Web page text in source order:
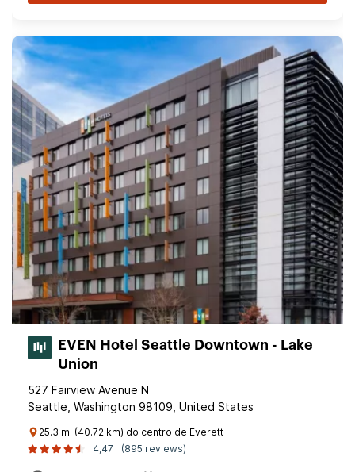
EVEN Hotel Seattle Downtown - Lake
Union
527 Fairview Avenue N
Seattle, Washington 98109, United States
25.3 mi (40.72 km) do centro de Everett
4,47
(895 reviews)